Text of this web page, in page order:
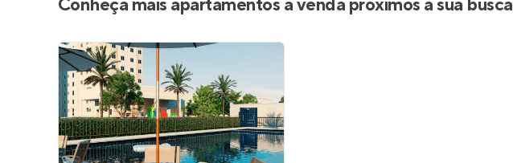
Conheça mais apartamentos à venda próximos à sua busca